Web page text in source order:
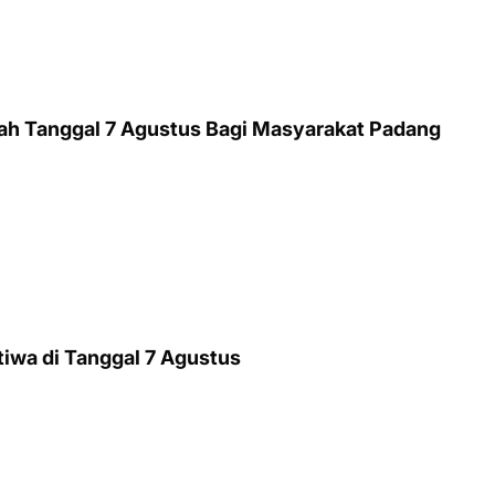
Tanggal 7 Agustus Bagi Masyarakat Padang
di Tanggal 7 Agustus